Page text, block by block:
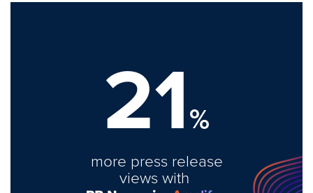
21%
more press release
views with